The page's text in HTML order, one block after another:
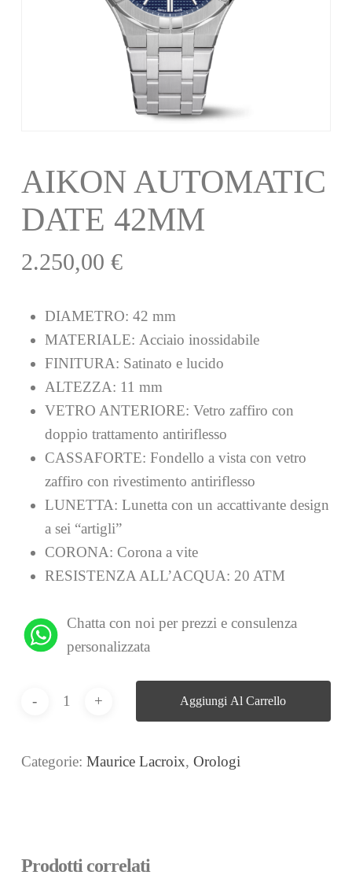
AIKON AUTOMATIC
DATE 42MM
2.250,00 €
DIAMETRO: 42 mm
MATERIALE: Acciaio inossidabile
FINITURA: Satinato e lucido
ALTEZZA: 11 mm
VETRO ANTERIORE: Vetro zaffiro con
doppio trattamento antiriflesso
CASSAFORTE: Fondello a vista con vetro
zaffiro con rivestimento antiriflesso
LUNETTA: Lunetta con un accattivante design
a sei “artigli”
CORONA: Corona a vite
RESISTENZA ALL’ACQUA: 20 ATM
Chatta con noi per prezzi e consulenza
personalizzata
Aggiungi Al Carrello
Categorie: Maurice Lacroix, Orologi
Prodotti correlati